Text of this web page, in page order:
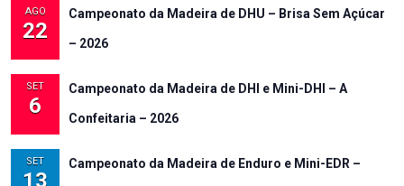
AGO
22
Campeonato da Madeira de DHU – Brisa Sem Açúcar
– 2026
SET
6
Campeonato da Madeira de DHI e Mini-DHI – A
Confeitaria – 2026
SET
13
Campeonato da Madeira de Enduro e Mini-EDR –